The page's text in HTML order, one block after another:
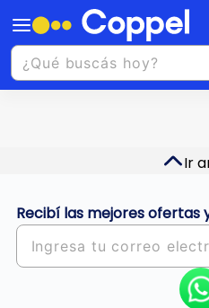
Ir
Recibí las mejores ofertas